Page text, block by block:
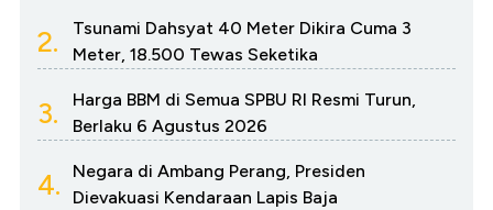
2.
Tsunami Dahsyat 40 Meter Dikira Cuma 3
Meter, 18.500 Tewas Seketika
3.
Harga BBM di Semua SPBU RI Resmi Turun,
Berlaku 6 Agustus 2026
4.
Negara di Ambang Perang, Presiden
Dievakuasi Kendaraan Lapis Baja